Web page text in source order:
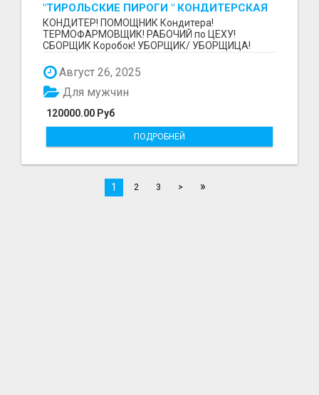
"ТИРОЛЬСКИЕ ПИРОГИ " КОНДИТЕРСКАЯ
ФАБРИКА "КРУГ "
КОНДИТЕР! ПОМОЩНИК Кондитера!
ТЕРМОФАРМОВЩИК! РАБОЧИЙ по ЦЕХУ!
СБОРЩИК Коробок! УБОРЩИК/ УБОРЩИЦА!
~~~~~~~~ Изготовление тортов и пирогов от...
Август 26, 2025
120000.00 Руб
Для мужчин
ПОДРОБНЕЙ
1 2 3 > »